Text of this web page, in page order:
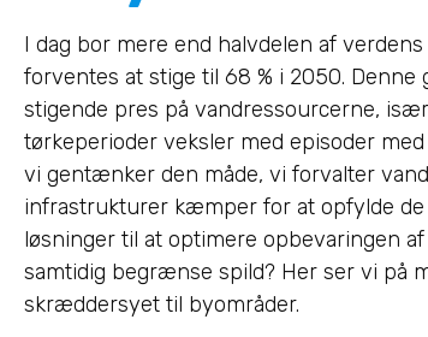
I dag bor mere end halvdelen af
forventes at stige til 68 % i 2050.
stigende pres på vandressourcerne,
tørkeperioder veksler med episoder
vi gentænker den måde, vi forvalter
infrastrukturer kæmper for at opfylde
løsninger til at optimere opbevaringen
samtidig begrænse spild? Her ser vi på
skræddersyet til byområder.